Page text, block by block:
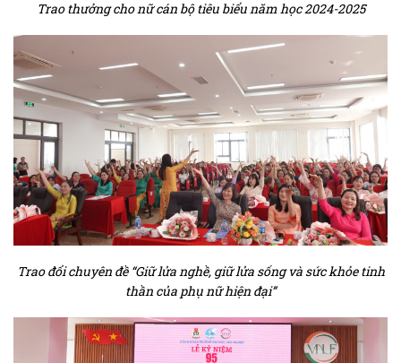
Trao thưởng cho nữ cán bộ tiêu biểu năm học 2024-2025
Trao đổi chuyên đề “Giữ lửa nghề, giữ lửa sống và sức khỏe tinh
thần của phụ nữ hiện đại”